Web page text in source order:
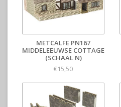
METCALFE PN167
MIDDELEEUWSE COTTAGE
(SCHAAL N)
€15,50